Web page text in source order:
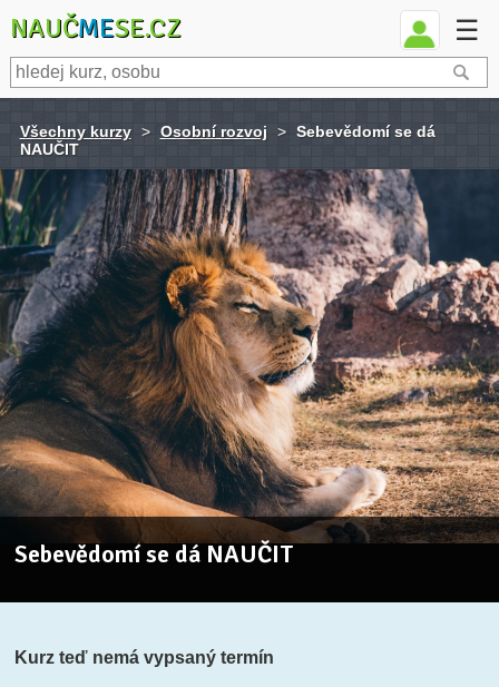
NAUČMESE.CZ ☰
Všechny kurzy > Osobní rozvoj > Sebevědomí se dá
NAUČIT
Sebevědomí se dá NAUČIT
Kurz teď nemá vypsaný termín